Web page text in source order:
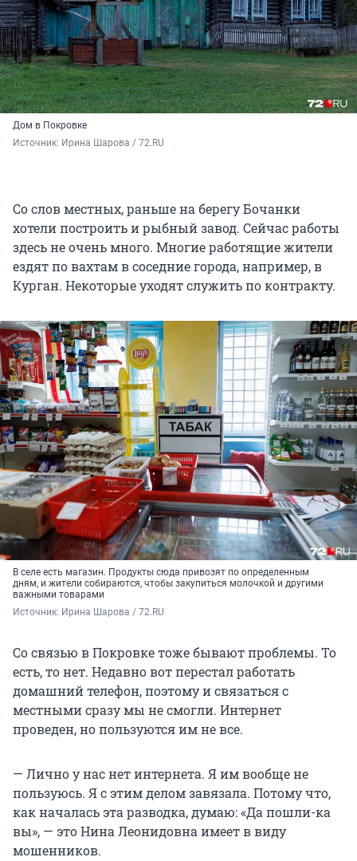
Дом в Покровке
Источник: Ирина Шарова / 72.RU
Со слов местных, раньше на берегу Бочанки
хотели построить и рыбный завод. Сейчас работы
здесь не очень много. Многие работящие жители
ездят по вахтам в соседние города, например, в
Курган. Некоторые уходят служить по контракту.
В селе есть магазин. Продукты сюда привозят по определенным
дням, и жители собираются, чтобы закупиться молочкой и другими
важными товарами
Источник: Ирина Шарова / 72.RU
Со связью в Покровке тоже бывают проблемы. То
есть, то нет. Недавно вот перестал работать
домашний телефон, поэтому и связаться с
местными сразу мы не смогли. Интернет
проведен, но пользуются им не все.
— Лично у нас нет интернета. Я им вообще не
пользуюсь. Я с этим делом завязала. Потому что,
как началась эта разводка, думаю: «Да пошли-ка
вы», — это Нина Леонидовна имеет в виду
мошенников.